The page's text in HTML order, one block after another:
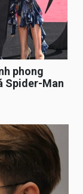
phong
Spider-Man